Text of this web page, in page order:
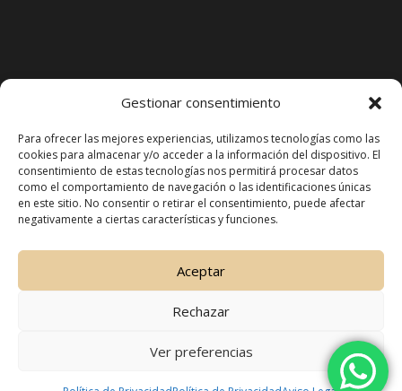
Gestionar consentimiento
Para ofrecer las mejores experiencias, utilizamos tecnologías como las
cookies para almacenar y/o acceder a la información del dispositivo. El
consentimiento de estas tecnologías nos permitirá procesar datos
como el comportamiento de navegación o las identificaciones únicas
en este sitio. No consentir o retirar el consentimiento, puede afectar
negativamente a ciertas características y funciones.
Aceptar
Rechazar
Ver preferencias
vídeo
Belleza natural y tecnología estética